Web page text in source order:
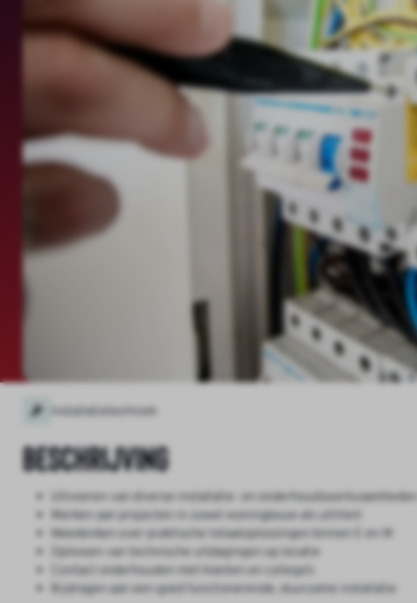
Installatietechniek
Beschrijving
Uitvoeren van diverse installatie- en onderhoudswerkzaamheden
Werken aan projecten in zowel woningbouw als utiliteit
Meedenken over praktische totaaloplossingen binnen E en W
Oplossen van technische uitdagingen op locatie
Contact onderhouden met klanten en collega’s
Bijdragen aan een goed functionerende, duurzame installatie